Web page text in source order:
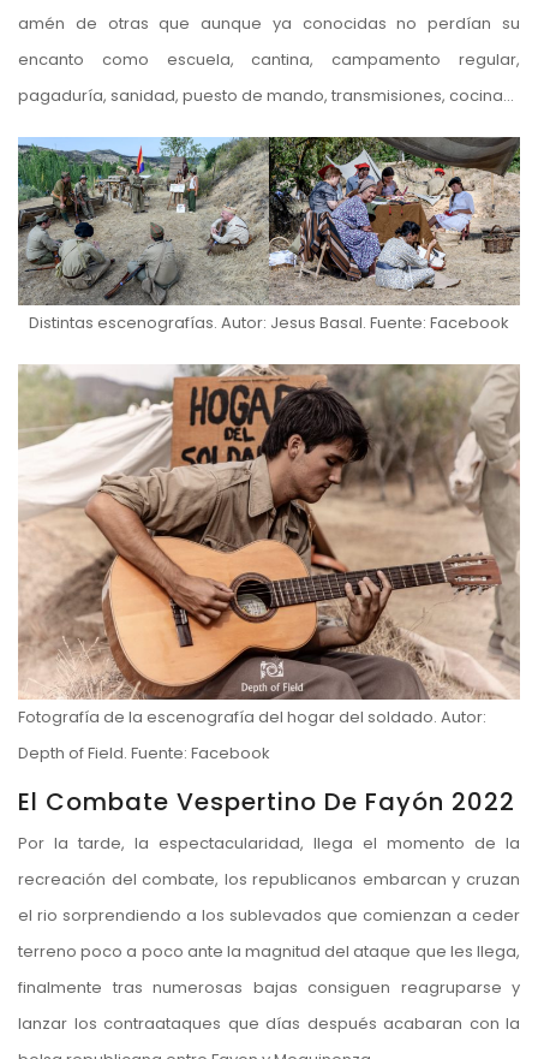
amén de otras que aunque ya conocidas no perdían su
encanto como escuela, cantina, campamento regular,
pagaduría, sanidad, puesto de mando, transmisiones, cocina…
Distintas escenografías. Autor: Jesus Basal. Fuente: Facebook
Fotografía de la escenografía del hogar del soldado. Autor:
Depth of Field. Fuente: Facebook
El Combate Vespertino De Fayón 2022
Por la tarde, la espectacularidad, llega el momento de la
recreación del combate, los republicanos embarcan y cruzan
el rio sorprendiendo a los sublevados que comienzan a ceder
terreno poco a poco ante la magnitud del ataque que les llega,
finalmente tras numerosas bajas consiguen reagruparse y
lanzar los contraataques que días después acabaran con la